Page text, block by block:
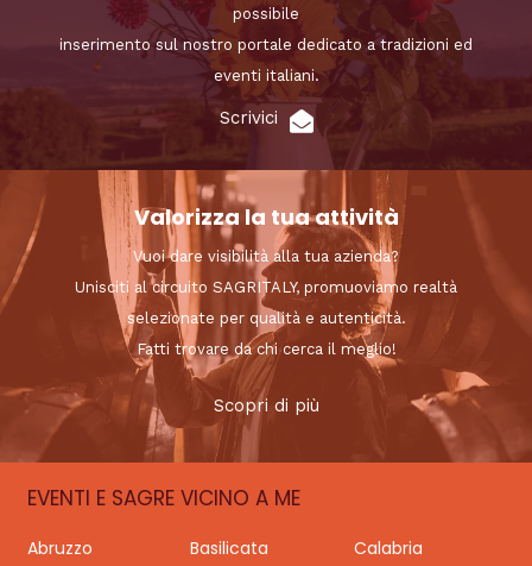
possibile
inserimento sul nostro portale dedicato a tradizioni ed
eventi italiani.
Scrivici
Valorizza la tua attività
Vuoi dare visibilità alla tua azienda?
Unisciti al circuito SAGRITALY, promuoviamo realtà
selezionate per qualità e autenticità.
Fatti trovare da chi cerca il meglio!
Scopri di più
EVENTI E SAGRE VICINO A ME
Abruzzo Basilicata
Calabria